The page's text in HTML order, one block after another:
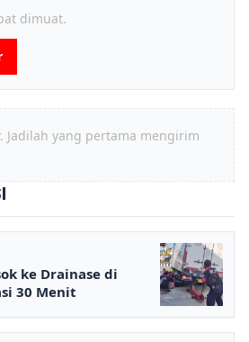
dimuat.
Jadilah yang pertama mengirim
ke Drainase di
30 Menit